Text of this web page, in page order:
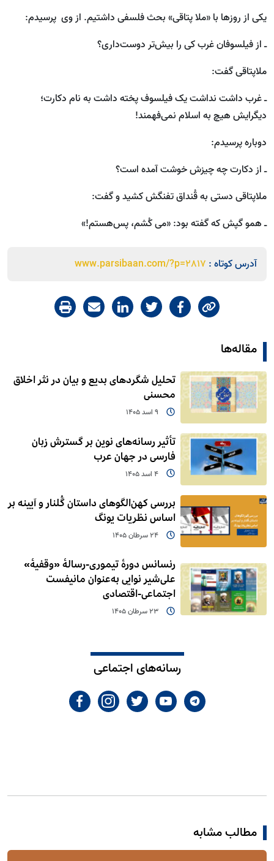
یکی از روزها با «ملا پتاقی» بحث فلسفی داشتیم. از وی پرسیدم:
ـ از فیلسوفان غرب کی ‌را بیش‌تر دوست‌داری؟
ملاپتاقی گفت:
ـ غرب داشت نداشت یک فیلسوف پخته داشت به نام دکارت؛
دیگرایش هیچ به اسلام نمی‌فهمند!
دوباره پرسیدم:
ـ از دکارت چه چیزش خوشت آمده ‌است؟
ملاپتاقی دستی به قُنداق تفنگش کشید و گفت:
ـ همو گپش که گفته ‌بود: «می کُشم، پس‌هستم!»
آدرس کوتاه : www.parsibaan.com/?p=2817
مقاله‌ها
تحلیل شگردهای بدیع و بیان در نثر اخلاق
محسنی
9 اسد 1405
تأثیر رسانه‌های نوین بر گسترش زبان
فارسی در جهان عرب
4 اسد 1405
بررسی کهن‌الگوهای داستان گُلنار و آیینه بر
اساس نظریات یونگ
24 سرطان 1405
رنسانس دورۀ تیموری-رسالۀ «وقفیۀ»
علی‌شیر نوایی به‌عنوان مانیفست
اجتماعی-اقتصادی
23 سرطان 1405
رسانه‌های اجتماعی
مطالب مشابه